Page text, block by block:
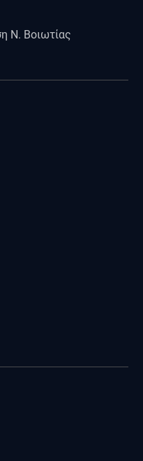
Ν. Βοιωτίας